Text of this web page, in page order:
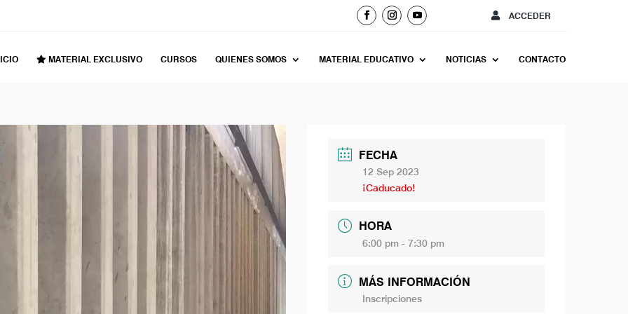
ACCEDER
MATERIAL EXCLUSIVO CURSOS QUIENES SOMOS MATERIAL EDUCATIVO NOTICIAS CONTACTO
FECHA
12 Sep 2023
¡Caducado!
HORA
6:00 pm - 7:30 pm
MÁS INFORMACIÓN
Inscripciones